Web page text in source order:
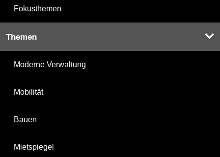
Fokusthemen
Themen
Moderne Verwaltung
Mobilität
Bauen
Mietspiegel